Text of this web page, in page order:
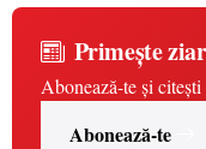
Primește
Abonează-te și
Abonează-te